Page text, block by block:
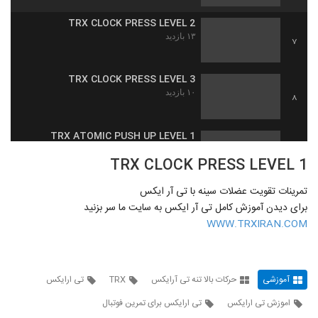
7
TRX CLOCK PRESS LEVEL 2
۱۳ بازدید
8
TRX CLOCK PRESS LEVEL 3
۱۰ بازدید
TRX ATOMIC PUSH UP LEVEL 1
10 اتمی سطح ۲
۱۱ بازدید
TRX SPIDER MAN PUSH UP LEVEL
TRX CLOCK PRESS LEVEL 1
تمرینات تقویت عضلات سینه با تی آر ایکس
برای دیدن آموزش کامل تی آر ایکس به سایت ما سر بزنید
WWW.TRXIRAN.COM
آموزشی حرکات بالا تنه تی آرایکس TRX
تی ارایکس
اموزش تی ارایکس
تی ارایکس برای تمرین فوتبال